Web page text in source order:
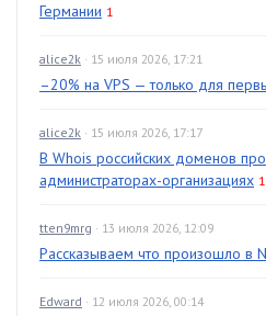
Германии 1
alice2k · 15 июля 2026, 17:21
–20% на VPS — только для
alice2k · 15 июля 2026, 17:17
В Whois российских доменов
администраторах-организациях 1
tten9mrg · 13 июля 2026, 12:09
Рассказываем что произошло в
Edward · 12 июля 2026, 00:14